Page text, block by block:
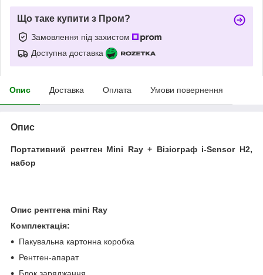
Що таке купити з Пром?
Замовлення під захистом
Доступна доставка
Опис Доставка Оплата Умови повернення
Опис
Портативний рентген Mini Ray + Візіограф i-Sensor H2,
набор
Опис рентгена mini Ray
Комплектація:
Пакувальна картонна коробка
Рентген-апарат